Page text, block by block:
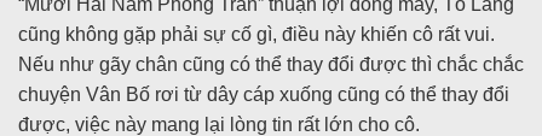
cũng không gặp phải sự cố gì, điều này khiến cô rất vui.
Nếu như gãy chân cũng có thể thay đổi được thì chắc chắc
chuyện Vân Bố rơi từ dây cáp xuống cũng có thể thay đổi
được, việc này mang lại lòng tin rất lớn cho cô.